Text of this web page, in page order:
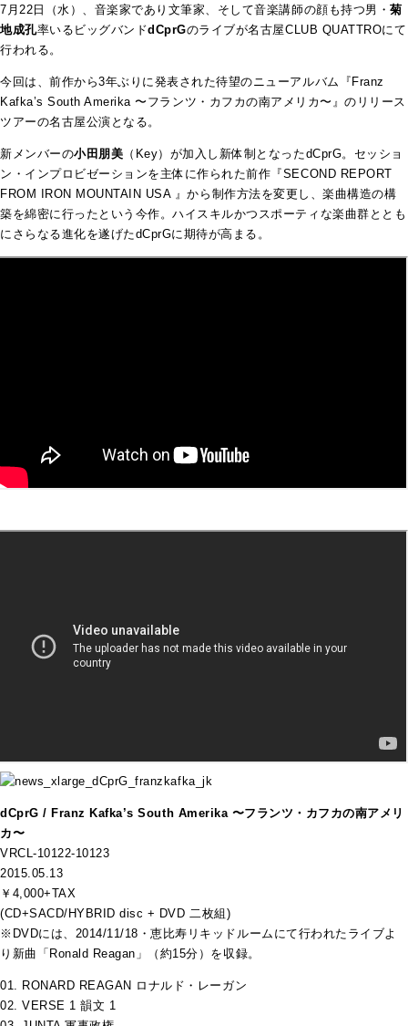
7月22日（水）、音楽家であり文筆家、そして音楽講師の顔も持つ男・菊
地成孔率いるビッグバンドdCprGのライブが名古屋CLUB QUATTROにて
行われる。
今回は、前作から3年ぶりに発表された待望のニューアルバム『Franz
Kafka’s South Amerika 〜フランツ・カフカの南アメリカ〜』のリリース
ツアーの名古屋公演となる。
新メンバーの小田朋美 （Key）が加入し新体制となったdCprG。セッショ
ン・インプロビゼーションを主体に作られた前作『SECOND REPORT
FROM IRON MOUNTAIN USA 』から制作方法を変更し、楽曲構造の構
築を綿密に行ったという今作。ハイスキルかつスポーティな楽曲群ととも
にさらなる進化を遂げたdCprGに期待が高まる。
dCprG / Franz Kafka’s South Amerika 〜フランツ・カフカの南アメリ
カ〜
VRCL-10122-10123
2015.05.13
￥4,000+TAX
(CD+SACD/HYBRID disc + DVD 二枚組)
※DVDには、2014/11/18・恵比寿リキッドルームにて行われたライブよ
り 新曲「Ronald Reagan」（約15分）を収録。
01. RONARD REAGAN ロナルド・レーガン
02. VERSE 1 韻文 1